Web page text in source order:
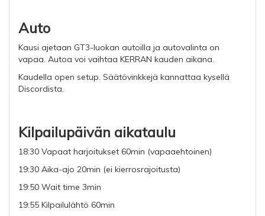
Auto
Kausi ajetaan GT3-luokan autoilla ja autovalinta on
vapaa. Autoa voi vaihtaa KERRAN kauden aikana.
Kaudella open setup. Säätövinkkejä kannattaa kysellä
Discordista.
Kilpailupäivän aikataulu
18:30 Vapaat harjoitukset 60min (vapaaehtoinen)
19:30 Aika-ajo 20min (ei kierrosrajoitusta)
19:50 Wait time 3min
19:55 Kilpailulähtö 60min